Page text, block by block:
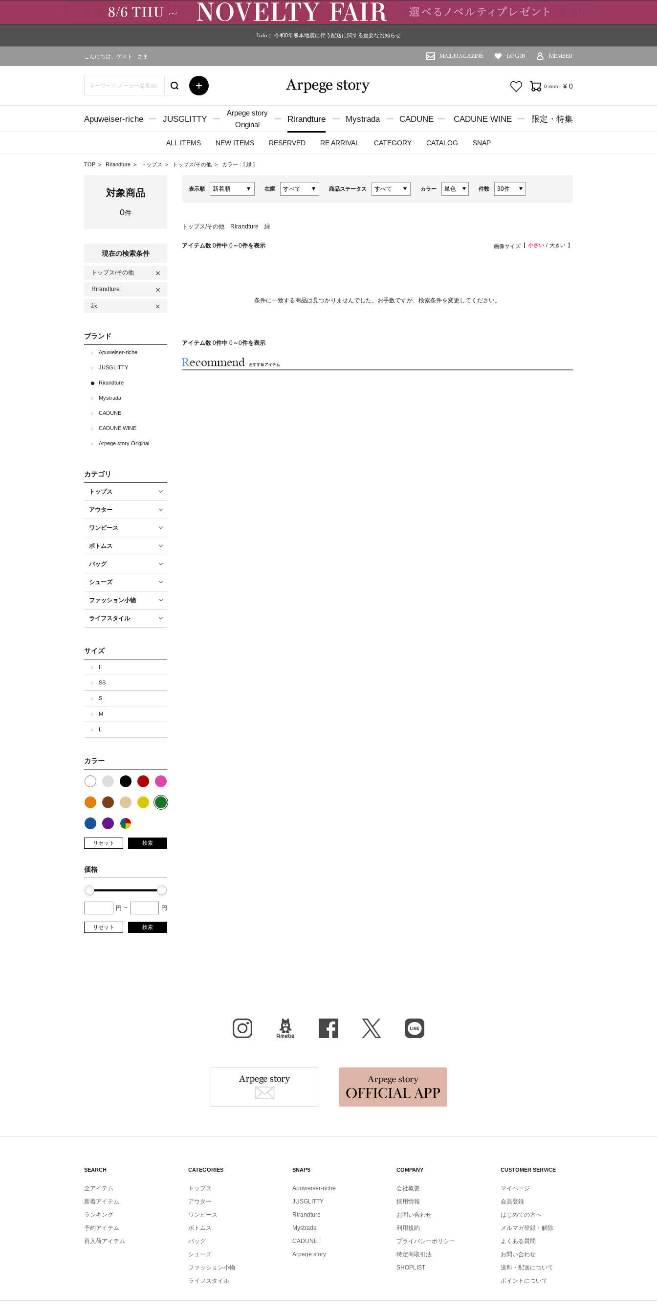
Info： 令和8年熊本地震に伴う配送に関する重要なお知らせ
こんにちは、 ゲスト さま MAIL MAGAZINE LOG IN MEMBER
お気に入り0 item - ¥ 0
Apuweiser-riche JUSGLITTY
Arpege story
Original
Rirandture Mystrada CADUNE CADUNE WINE 限定・特集
ALL ITEMS NEW ITEMS RESERVED RE ARRIVAL CATEGORY CATALOG SNAP
TOP Rirandture トップス トップス/その他 カラー：[ 緑 ]
対象商品
0件
現在の検索条件
トップス/その他
Rirandture
緑
ブランド
Apuweiser-riche
JUSGLITTY
Rirandture
Mystrada
CADUNE
CADUNE WINE
Arpege story Original
カテゴリ
トップス
アウター
ワンピース
ボトムス
バッグ
シューズ
ファッション小物
ライフスタイル
サイズ
F
SS
S
M
L
カラー
リセット 検索
価格
円 ~ 円
リセット 検索
表示順 在庫 商品ステータス カラー 件数
トップス/その他 Rirandture 緑
アイテム数 0件中 0～0件を表示 画像サイズ 小さい 大きい
条件に一致する商品は見つかりませんでした。お手数ですが、検索条件を変更してください。
アイテム数 0件中 0～0件を表示
X（旧Twitter）
SEARCH
全アイテム
新着アイテム
ランキング
予約アイテム
再入荷アイテム
CATEGORIES
トップス
アウター
ワンピース
ボトムス
バッグ
シューズ
ファッション小物
ライフスタイル
SNAPS
Apuweiser-riche
JUSGLITTY
Rirandture
Mystrada
CADUNE
Arpege story
COMPANY
会社概要
採用情報
お問い合わせ
利用規約
プライバシーポリシー
特定商取引法
SHOPLIST
CUSTOMER SERVICE
マイページ
会員登録
はじめての方へ
メルマガ登録・解除
よくある質問
お問い合わせ
送料・配送について
ポイントについて